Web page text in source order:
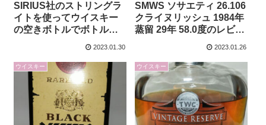
SIRIUS社のストリングラ
イトを使ってウイスキー
の空きボトルでボトルラ
2023.01.30
SMWS ソサエティ 26.106
クライヌリッシュ 1984年
蒸留 29年 58.0度のレビュ
2023.01.26
ウイスキー ウイスキー